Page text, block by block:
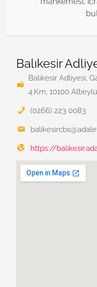
Balıkesir
Balıkesir Adliyesi,
4.Km, 10100
(0266) 223 0083
https://